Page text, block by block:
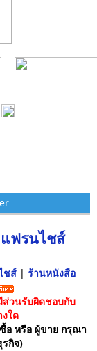
ฟรนไชส์
ชส์ | ร้านหนังสือ
ส่วนรับผิดชอบกับ
ใด
อ หรือ ผู้ขาย กรุณา
กิจ)